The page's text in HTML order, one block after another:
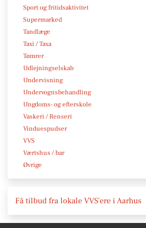
Sport og fritidsaktivitet
Supermarked
Tandlæge
Taxi / Taxa
Tømrer
Udlejningselskab
Undervisning
Undervognsbehandling
Ungdoms- og efterskole
Vaskeri / Renseri
Vinduespudser
VVS
Værtshus / bar
Øvrige
Få tilbud fra lokale VVS'ere i Aarhus